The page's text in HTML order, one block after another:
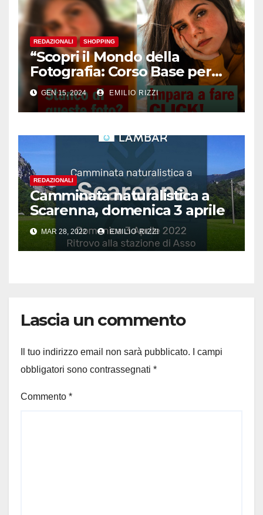
REDAZIONALI SHOPPING
“Scopri il Mondo della
Fotografia: Corso Base per
Aspiranti Fotografi”
GEN 15, 2024 EMILIO RIZZI
REDAZIONALI
Camminata naturalistica a
Scarenna, domenica 3 aprile
MAR 28, 2022 EMILIO RIZZI
Lascia un commento
Il tuo indirizzo email non sarà pubblicato.
I campi
obbligatori sono contrassegnati *
Commento *